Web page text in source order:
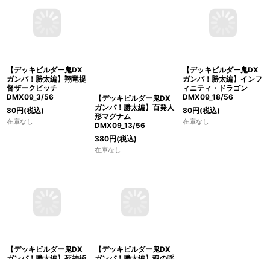
【デッキビルダー鬼DX
【デッキビルダー鬼DX
ガンバ！勝太編】百発人
形マグナム
DMX09_13/56
【デッキビルダー鬼DX